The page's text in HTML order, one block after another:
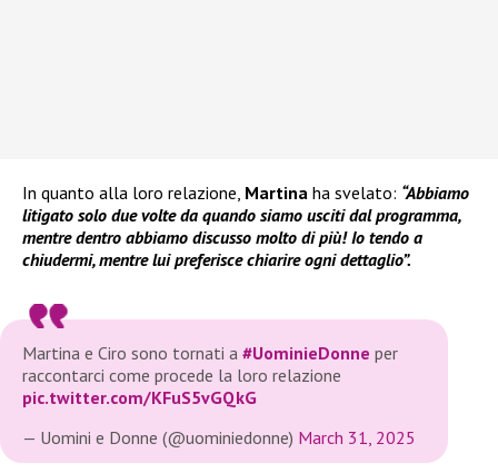
In quanto alla loro relazione, Martina ha svelato: “Abbiamo
litigato solo due volte da quando siamo usciti dal programma,
mentre dentro abbiamo discusso molto di più! Io tendo a
chiudermi, mentre lui preferisce chiarire ogni dettaglio”.
Martina e Ciro sono tornati a #UominieDonne per
raccontarci come procede la loro relazione
pic.twitter.com/KFuS5vGQkG
— Uomini e Donne (@uominiedonne) March 31, 2025